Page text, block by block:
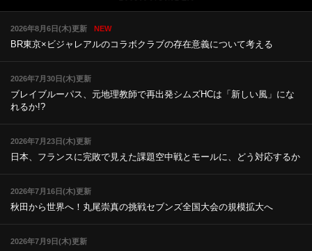
2026年8月6日(木)更新 NEW
BR東京×ビジャレアルのコラボクラブの存在意義について考える
2026年7月30日(木)更新
ブレイブルーパス、元地理教師で再出発シムズHCは「新しい風」にな
れるか!?
2026年7月23日(木)更新
日本、フランスに完敗で見えた課題空中戦とモールに、どう対応するか
2026年7月16日(木)更新
秋田から世界へ！丸尾崇真の挑戦セブンズ全国大会の規模拡大へ
2026年7月9日(木)更新